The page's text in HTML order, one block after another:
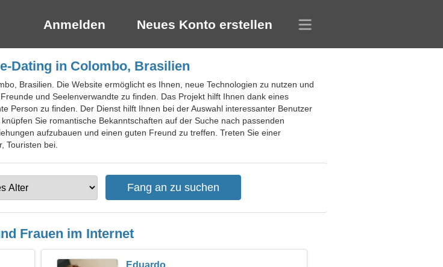
Anmelden Neues Konto erstellen
Dating in Colombo, Brasilien
Brasilien. Die Website ermöglicht es Ihnen, neue Technologien zu nutzen und
und Seelenverwandte zu finden. Das Projekt hilft Ihnen dank eines
Person zu finden. Der Dienst hilft Ihnen bei der Auswahl interessanter Benutzer
Sie romantische Bekanntschaften auf der Suche nach passenden
aufzubauen und einen guten Freund zu treffen. Treten Sie einer
Touristen bei.
Frauen im Internet
Eduardo